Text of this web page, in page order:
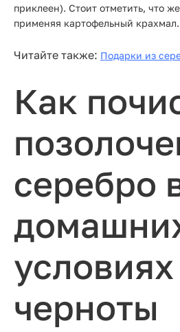
приклеен). Стоит отметить, что
применяя картофельный крахмал.
Читайте также: Подарки из
Как
серебро
условиях
черноты